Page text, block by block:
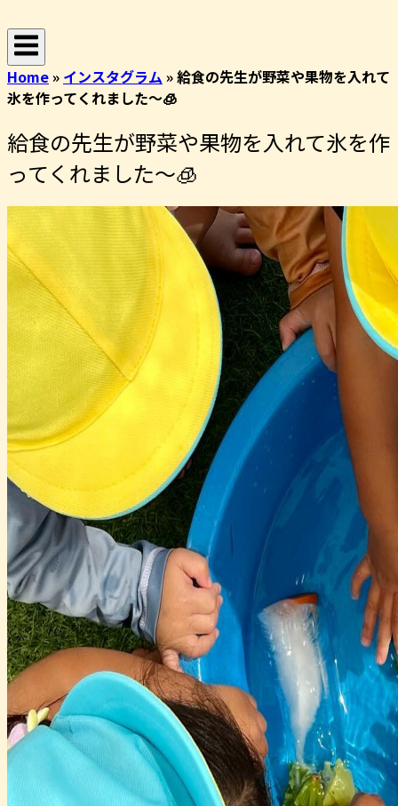
ン
テ
ン
ツ
ス
キ
ッ
プ
ー
ム
Home» インスタグラム »給食の先生が野菜や果物を入れて
氷を作ってくれました〜🧊
給食の先生が野菜や果物を入れて氷を作
ってくれました〜🧊